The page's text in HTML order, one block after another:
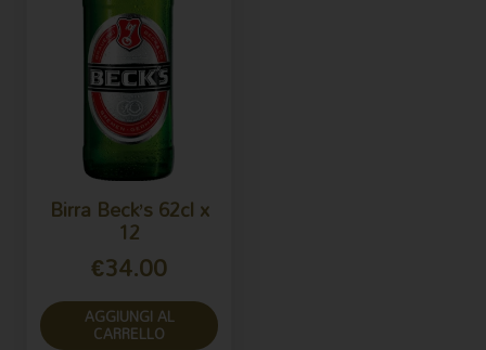
Birra Beck’s 62cl x
12
€34.00
AGGIUNGI AL
CARRELLO